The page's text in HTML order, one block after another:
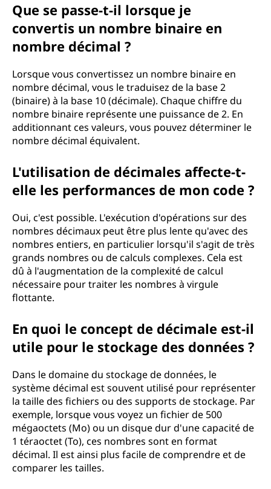
Que se passe-t-il lorsque je
convertis un nombre binaire en
nombre décimal ?
Lorsque vous convertissez un nombre binaire en
nombre décimal, vous le traduisez de la base 2
(binaire) à la base 10 (décimale). Chaque chiffre du
nombre binaire représente une puissance de 2. En
additionnant ces valeurs, vous pouvez déterminer le
nombre décimal équivalent.
L'utilisation de décimales affecte-t-
elle les performances de mon code ?
Oui, c'est possible. L'exécution d'opérations sur des
nombres décimaux peut être plus lente qu'avec des
nombres entiers, en particulier lorsqu'il s'agit de très
grands nombres ou de calculs complexes. Cela est
dû à l'augmentation de la complexité de calcul
nécessaire pour traiter les nombres à virgule
flottante.
En quoi le concept de décimale est-il
utile pour le stockage des données ?
Dans le domaine du stockage de données, le
système décimal est souvent utilisé pour représenter
la taille des fichiers ou des supports de stockage. Par
exemple, lorsque vous voyez un fichier de 500
mégaoctets (Mo) ou un disque dur d'une capacité de
1 téraoctet (To), ces nombres sont en format
décimal. Il est ainsi plus facile de comprendre et de
comparer les tailles.